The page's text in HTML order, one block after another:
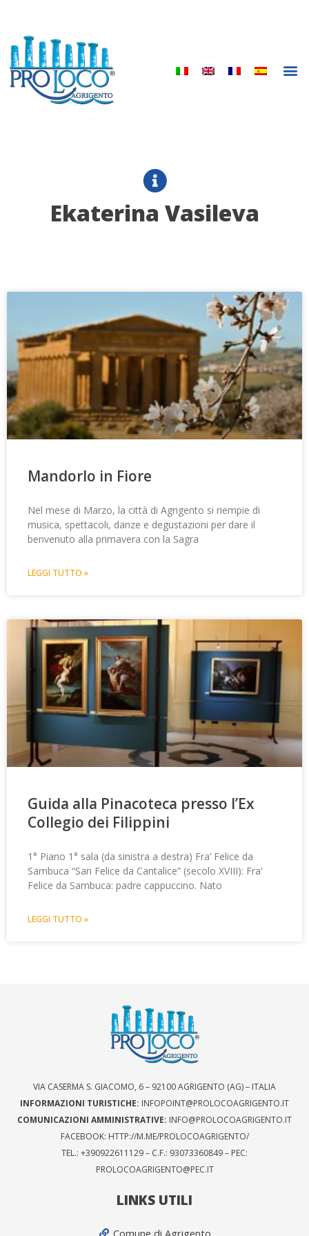
contenuto
Ekaterina Vasileva
Mandorlo in Fiore
Nel mese di Marzo, la città di Agrigento si riempie di
musica, spettacoli, danze e degustazioni per dare il
benvenuto alla primavera con la Sagra
LEGGI TUTTO »
Guida alla Pinacoteca presso l’Ex
Collegio dei Filippini
1° Piano 1° sala (da sinistra a destra) Fra’ Felice da
Sambuca “San Felice da Cantalice” (secolo XVIII): Fra’
Felice da Sambuca: padre cappuccino. Nato
LEGGI TUTTO »
VIA CASERMA S. GIACOMO, 6 – 92100 AGRIGENTO (AG) – ITALIA
INFORMAZIONI TURISTICHE: INFOPOINT@PROLOCOAGRIGENTO.IT
COMUNICAZIONI AMMINISTRATIVE: INFO@PROLOCOAGRIGENTO.IT
FACEBOOK: HTTP://M.ME/PROLOCOAGRIGENTO/
TEL.: +390922611129 – C.F.: 93073360849 – PEC:
PROLOCOAGRIGENTO@PEC.IT
LINKS UTILI
Comune di Agrigento